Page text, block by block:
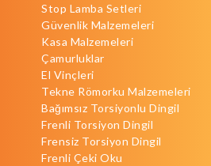
Stop Lamba Setleri
Güvenlik Malzemeleri
Kasa Malzemeleri
Çamurluklar
El Vinçleri
Tekne Römorku Malzemeleri
Bağımsız Torsiyonlu Dingil
Frenli Torsiyon Dingil
Frensiz Torsiyon Dingil
Frenli Çeki Oku